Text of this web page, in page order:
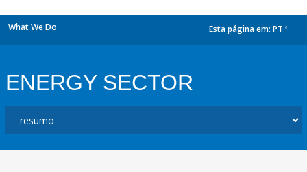
What We Do Esta página em: PT
ENERGY SECTOR